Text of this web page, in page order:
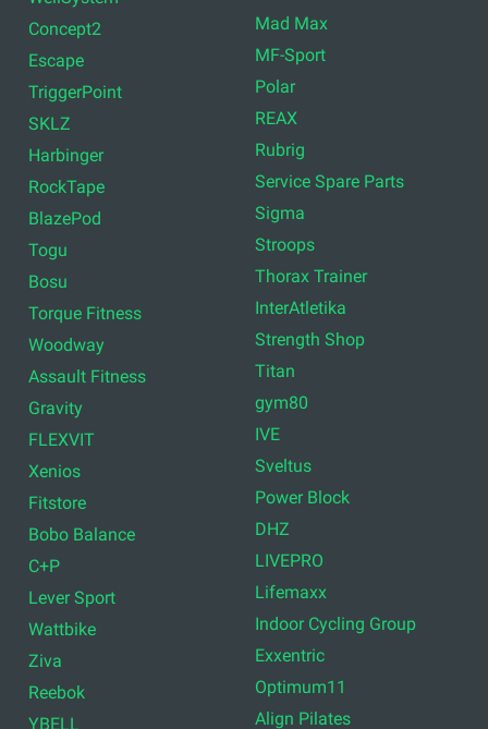
Concept2
Escape
TriggerPoint
SKLZ
Harbinger
RockTape
BlazePod
Togu
Bosu
Torque Fitness
Woodway
Assault Fitness
Gravity
FLEXVIT
Xenios
Fitstore
Bobo Balance
C+P
Lever Sport
Wattbike
Ziva
Reebok
YBELL
Mad Max
MF-Sport
Polar
REAX
Rubrig
Service Spare Parts
Sigma
Stroops
Thorax Trainer
InterAtletika
Strength Shop
Titan
gym80
IVE
Sveltus
Power Block
DHZ
LIVEPRO
Lifemaxx
Indoor Cycling Group
Exxentric
Optimum11
Align Pilates